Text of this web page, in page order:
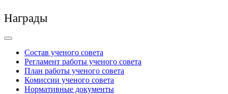
Награды
Состав ученого совета
Регламент работы ученого совета
План работы ученого совета
Комиссии ученого совета
Нормативные документы